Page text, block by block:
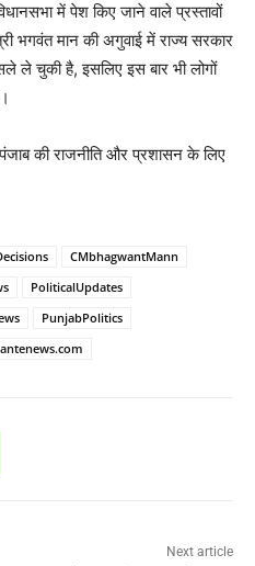
में पेश किए जाने वाले प्रस्तावों
भगवंत मान की अगुवाई में राज्य सरकार
ले चुकी है, इसलिए इस बार भी लोगों
की राजनीति और प्रशासन के लिए
CMbhagwantMann
PoliticalUpdates
PunjabPolitics
Next article